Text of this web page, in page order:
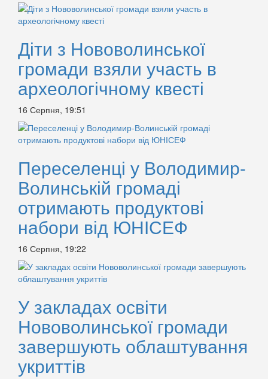
Діти з Нововолинської
громади взяли участь в
археологічному квесті
16 Серпня, 19:51
Переселенці у Володимир-
Волинській громаді
отримають продуктові
набори від ЮНІСЕФ
16 Серпня, 19:22
У закладах освіти
Нововолинської громади
завершують облаштування
укриттів